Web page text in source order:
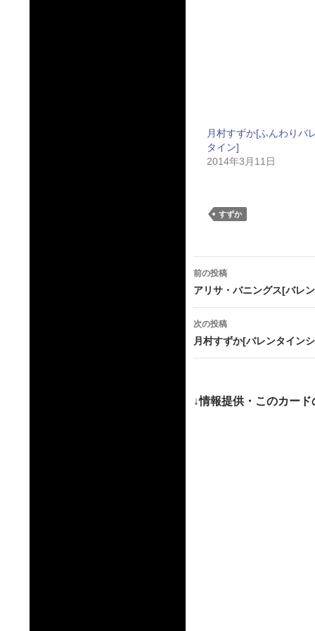
月村すずか[ふんわりバ
タイン]
2014年3月11日
すずか
投
稿
ナ
ビ
ー
前の投稿
アリサ・バニングス[バレ
次の投稿
月村すずか[バレンタイン
↓情報提供・このカー